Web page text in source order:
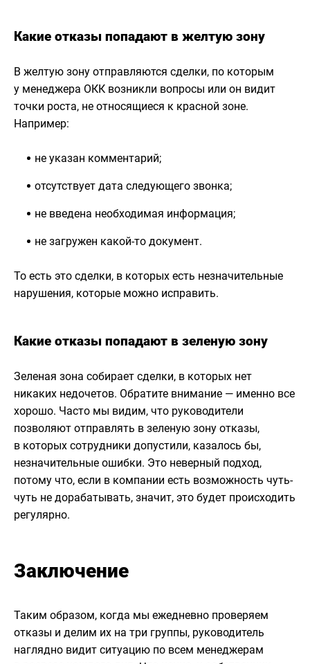
Какие отказы попадают в желтую зону
В желтую зону отправляются сделки, по которым
у менеджера ОКК возникли вопросы или он видит
точки роста, не относящиеся к красной зоне.
Например:
не указан комментарий;
отсутствует дата следующего звонка;
не введена необходимая информация;
не загружен какой-то документ.
То есть это сделки, в которых есть незначительные
нарушения, которые можно исправить.
Какие отказы попадают в зеленую зону
Зеленая зона собирает сделки, в которых нет
никаких недочетов. Обратите внимание — именно все
хорошо. Часто мы видим, что руководители
позволяют отправлять в зеленую зону отказы,
в которых сотрудники допустили, казалось бы,
незначительные ошибки. Это неверный подход,
потому что, если в компании есть возможность чуть-
чуть не дорабатывать, значит, это будет происходить
регулярно.
Заключение
Таким образом, когда мы ежедневно проверяем
отказы и делим их на три группы, руководитель
наглядно видит ситуацию по всем менеджерам